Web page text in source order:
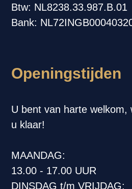
Btw: NL8238.33.987.B.01
Bank:
Openingstijden
U bent van harte welkom,
u klaar!
MAANDAG:
13.00 - 17.00 UUR
DINSDAG t/m VRIJDAG: